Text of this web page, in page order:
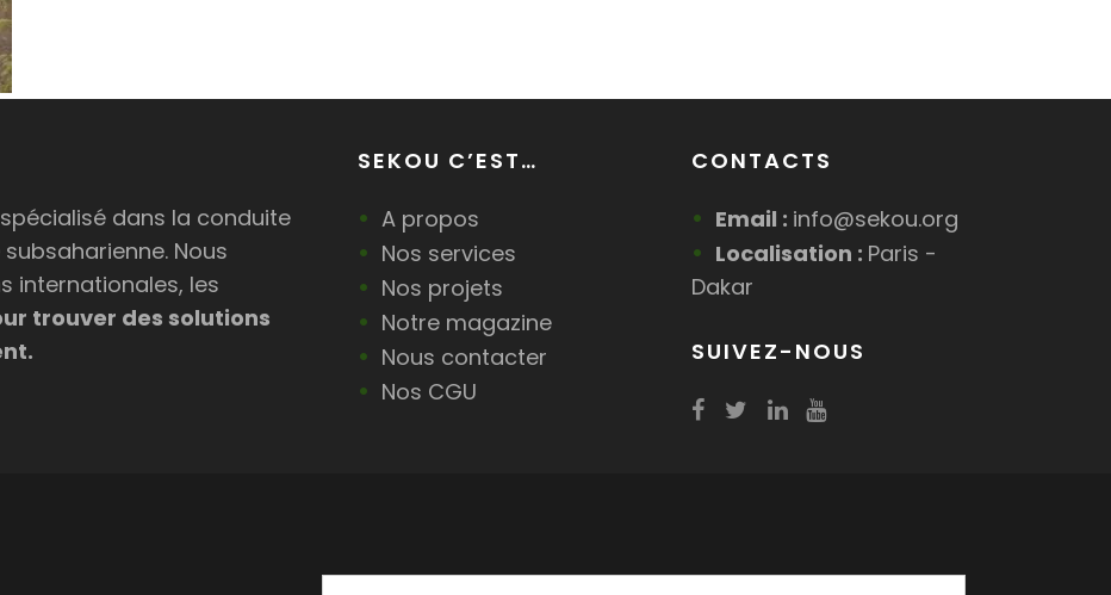
dans la conduite
Nous
internationales, les
trouver des solutions
SEKOU C’EST…
A propos
Nos services
Nos projets
Notre magazine
Nous contacter
Nos CGU
CONTACTS
Email : info@sekou.org
Localisation : Paris -
Dakar
SUIVEZ-NOUS